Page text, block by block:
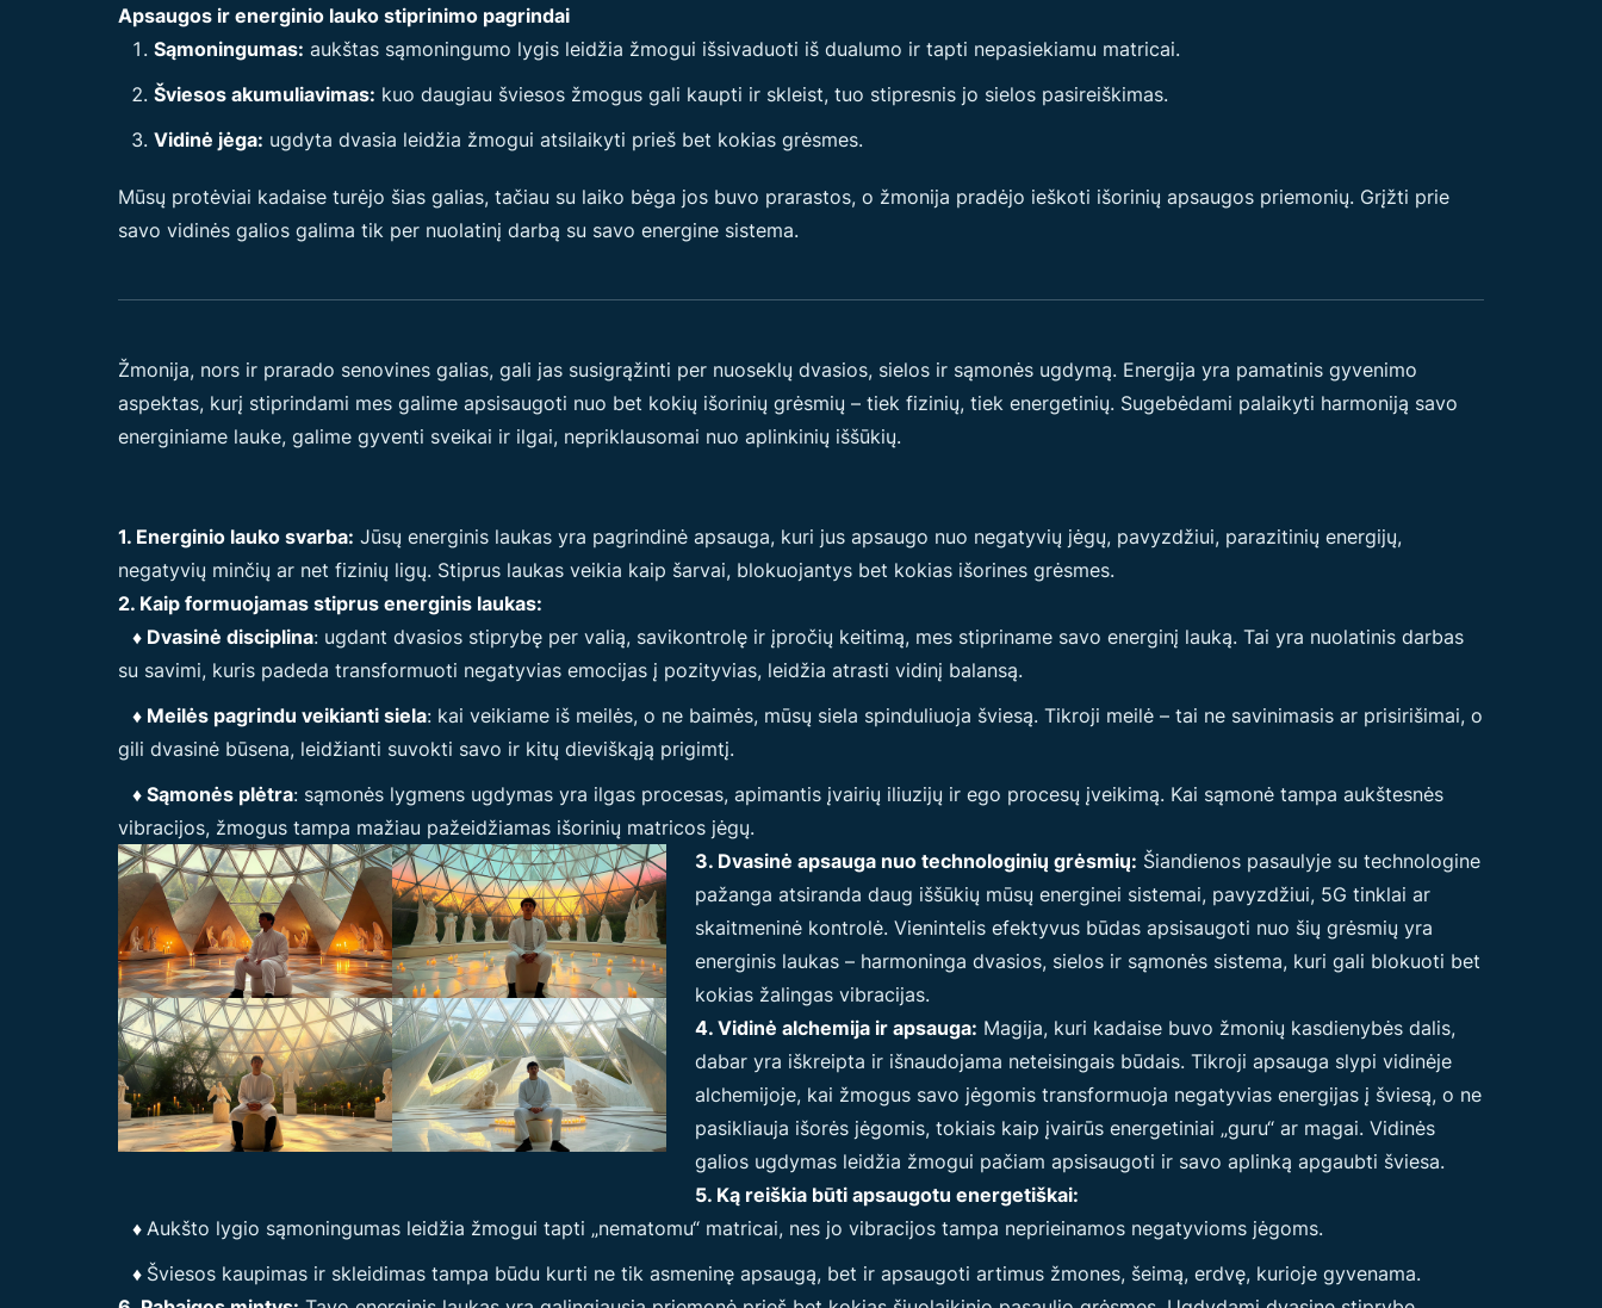
Apsaugos ir energinio lauko stiprinimo pagrindai
Sąmoningumas: aukštas sąmoningumo lygis leidžia žmogui išsivaduoti iš dualumo ir tapti nepasiekiamu matricai.
Šviesos akumuliavimas: kuo daugiau šviesos žmogus gali kaupti ir skleist, tuo stipresnis jo sielos pasireiškimas.
Vidinė jėga: ugdyta dvasia leidžia žmogui atsilaikyti prieš bet kokias grėsmes.
Mūsų protėviai kadaise turėjo šias galias, tačiau su laiko bėga jos buvo prarastos, o žmonija pradėjo ieškoti išorinių apsaugos priemonių. Grįžti prie
savo vidinės galios galima tik per nuolatinį darbą su savo energine sistema.
Žmonija, nors ir prarado senovines galias, gali jas susigrąžinti per nuoseklų dvasios, sielos ir sąmonės ugdymą. Energija yra pamatinis gyvenimo
aspektas, kurį stiprindami mes galime apsisaugoti nuo bet kokių išorinių grėsmių – tiek fizinių, tiek energetinių. Sugebėdami palaikyti harmoniją savo
energiniame lauke, galime gyventi sveikai ir ilgai, nepriklausomai nuo aplinkinių iššūkių.
1. Energinio lauko svarba: Jūsų energinis laukas yra pagrindinė apsauga, kuri jus apsaugo nuo negatyvių jėgų, pavyzdžiui, parazitinių energijų,
negatyvių minčių ar net fizinių ligų. Stiprus laukas veikia kaip šarvai, blokuojantys bet kokias išorines grėsmes.
2. Kaip formuojamas stiprus energinis laukas:
♦ Dvasinė disciplina: ugdant dvasios stiprybę per valią, savikontrolę ir įpročių keitimą, mes stipriname savo energinį lauką. Tai yra nuolatinis darbas
su savimi, kuris padeda transformuoti negatyvias emocijas į pozityvias, leidžia atrasti vidinį balansą.
♦ Meilės pagrindu veikianti siela: kai veikiame iš meilės, o ne baimės, mūsų siela spinduliuoja šviesą. Tikroji meilė – tai ne savinimasis ar prisirišimai, o
gili dvasinė būsena, leidžianti suvokti savo ir kitų dieviškąją prigimtį.
♦ Sąmonės plėtra: sąmonės lygmens ugdymas yra ilgas procesas, apimantis įvairių iliuzijų ir ego procesų įveikimą. Kai sąmonė tampa aukštesnės
vibracijos, žmogus tampa mažiau pažeidžiamas išorinių matricos jėgų.
3. Dvasinė apsauga nuo technologinių grėsmių: Šiandienos pasaulyje su technologine
pažanga atsiranda daug iššūkių mūsų energinei sistemai, pavyzdžiui, 5G tinklai ar
skaitmeninė kontrolė. Vienintelis efektyvus būdas apsisaugoti nuo šių grėsmių yra
energinis laukas – harmoninga dvasios, sielos ir sąmonės sistema, kuri gali blokuoti bet
kokias žalingas vibracijas.
4. Vidinė alchemija ir apsauga: Magija, kuri kadaise buvo žmonių kasdienybės dalis,
dabar yra iškreipta ir išnaudojama neteisingais būdais. Tikroji apsauga slypi vidinėje
alchemijoje, kai žmogus savo jėgomis transformuoja negatyvias energijas į šviesą, o ne
pasikliauja išorės jėgomis, tokiais kaip įvairūs energetiniai „guru“ ar magai. Vidinės
galios ugdymas leidžia žmogui pačiam apsisaugoti ir savo aplinką apgaubti šviesa.
5. Ką reiškia būti apsaugotu energetiškai:
♦ Aukšto lygio sąmoningumas leidžia žmogui tapti „nematomu“ matricai, nes jo vibracijos tampa neprieinamos negatyvioms jėgoms.
♦ Šviesos kaupimas ir skleidimas tampa būdu kurti ne tik asmeninę apsaugą, bet ir apsaugoti artimus žmones, šeimą, erdvę, kurioje gyvenama.